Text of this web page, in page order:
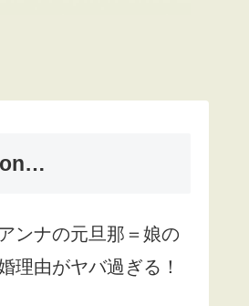
ンナの元旦那＝娘の
理由がヤバ過ぎる！